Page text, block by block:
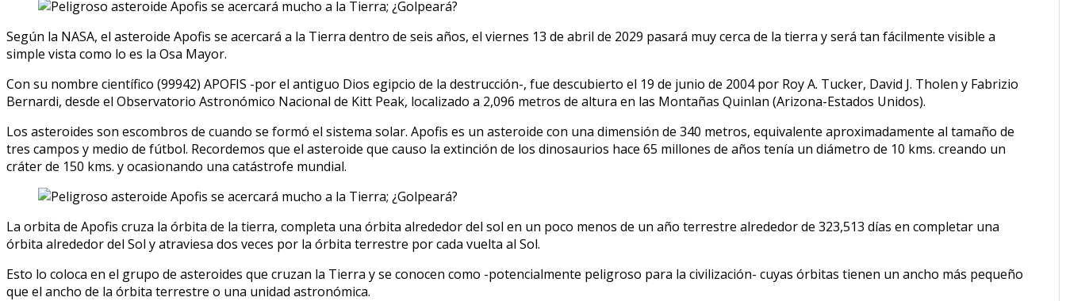
asteroide
Apofis
se
mucho
a
Tierra;
¿Golpeará?
Según la NASA, el asteroide Apofis se acercará a la Tierra dentro de seis años, el viernes 13 de abril de 2029 pasará muy cerca de la tierra y será tan fácilmente visible a
simple vista como lo es la Osa Mayor.
Con su nombre científico (99942) APOFIS -por el antiguo Dios egipcio de la destrucción-, fue descubierto el 19 de junio de 2004 por Roy A. Tucker, David J. Tholen y Fabrizio
Bernardi, desde el Observatorio Astronómico Nacional de Kitt Peak, localizado a 2,096 metros de altura en las Montañas Quinlan (Arizona-Estados Unidos).
Los asteroides son escombros de cuando se formó el sistema solar. Apofis es un asteroide con una dimensión de 340 metros, equivalente aproximadamente al tamaño de
tres campos y medio de fútbol. Recordemos que el asteroide que causo la extinción de los dinosaurios hace 65 millones de años tenía un diámetro de 10 kms. creando un
cráter de 150 kms. y ocasionando una catástrofe mundial.
La orbita de Apofis cruza la órbita de la tierra, completa una órbita alrededor del sol en un poco menos de un año terrestre alrededor de 323,513 días en completar una
órbita alrededor del Sol y atraviesa dos veces por la órbita terrestre por cada vuelta al Sol.
Esto lo coloca en el grupo de asteroides que cruzan la Tierra y se conocen como -potencialmente peligroso para la civilización- cuyas órbitas tienen un ancho más pequeño
que el ancho de la órbita terrestre o una unidad astronómica.